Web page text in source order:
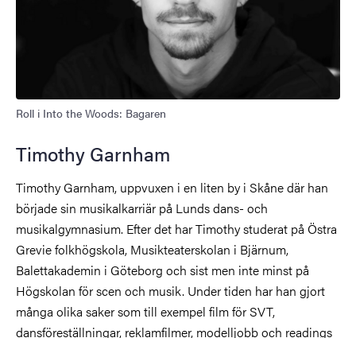
Roll i Into the Woods: Bagaren
Timothy Garnham
Timothy Garnham, uppvuxen i en liten by i Skåne där han
började sin musikalkarriär på Lunds dans- och
musikalgymnasium. Efter det har Timothy studerat på Östra
Grevie folkhögskola, Musikteaterskolan i Bjärnum,
Balettakademin i Göteborg och sist men inte minst på
Högskolan för scen och musik. Under tiden har han gjort
många olika saker som till exempel film för SVT,
dansföreställningar, reklamfilmer, modelljobb och readings